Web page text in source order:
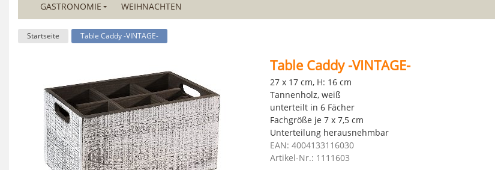
GASTRONOMIE WEIHNACHTEN
Startseite Table Caddy -VINTAGE-
Table Caddy -VINTAGE-
27 x 17 cm, H: 16 cm
Tannenholz, weiß
unterteilt in 6 Fächer
Fachgröße je 7 x 7,5 cm
Unterteilung herausnehmbar
EAN: 4004133116030
Artikel-Nr.: 1111603